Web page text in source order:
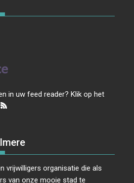
in uw feed reader? Klik op het
vrijwilligers organisatie die als
van onze mooie stad te